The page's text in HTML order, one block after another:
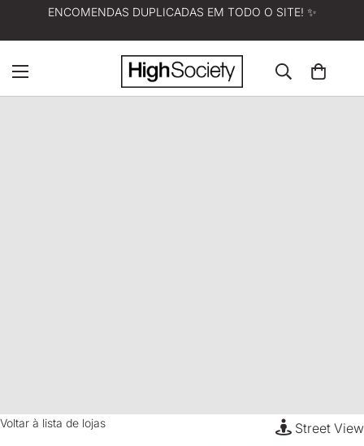
ENCOMENDAS DUPLICADAS EM TODO O SITE! ✨
Street View
Voltar à lista de lojas